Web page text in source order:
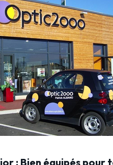
: Bien équipés pour